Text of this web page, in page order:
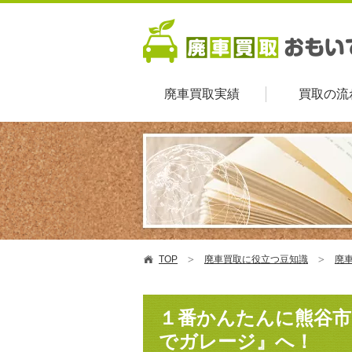
廃車買取実績 買取の流
TOP 廃車買取に役立つ豆知識 廃
１番かんたんに熊谷
でガレージ』へ！